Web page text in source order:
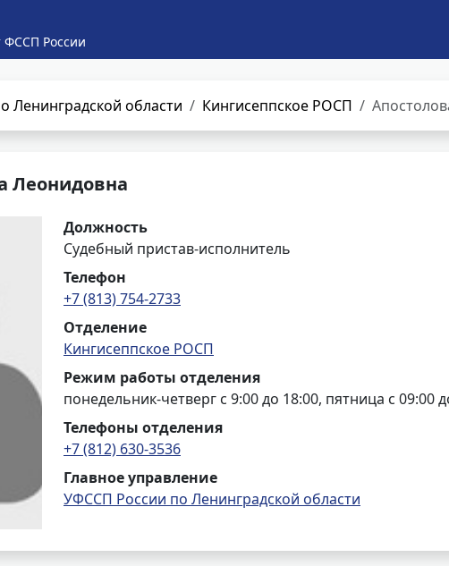
ФССП России
Ленинградской области Кингисеппское РОСП
Леонидовна
Должность
Судебный пристав-исполнитель
Телефон
+7 (813) 754-2733
Отделение
Кингисеппское РОСП
Режим работы отделения
понедельник-четверг с 9:00 до 18:00, пятница с 09:00
Телефоны отделения
+7 (812) 630-3536
Главное управление
УФССП России по Ленинградской области